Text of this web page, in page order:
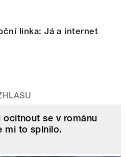
linka: Já a internet
ocitnout se v románu
mi to splnilo.